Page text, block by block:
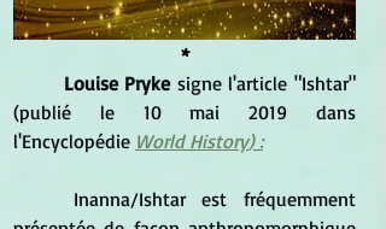
*
Louise Pryke signe l'article "Ishtar"
(publié le 10 mai 2019 dans
l'Encyclopédie World History) :
Inanna/Ishtar est fréquemment